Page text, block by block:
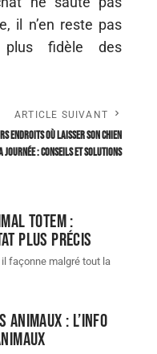
il n’en reste pas
fidèle des
ARTICLE SUIVANT
endroits où laisser son chien
journée : conseils et solutions
totem :
plus précis
façonne malgré tout la
: l’info